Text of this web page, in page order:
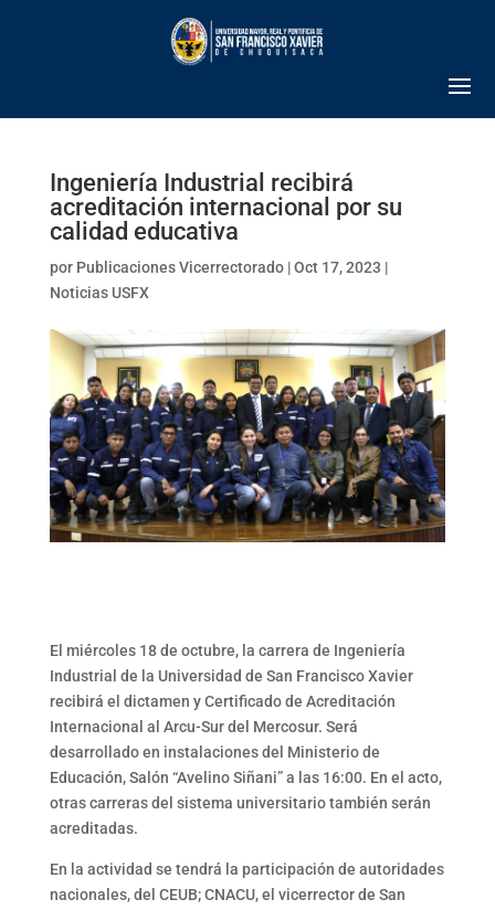
Ingeniería Industrial recibirá
acreditación internacional por su
calidad educativa
por Publicaciones Vicerrectorado|Oct 17, 2023 |
Noticias USFX
El miércoles 18 de octubre, la carrera de Ingeniería
Industrial de la Universidad de San Francisco Xavier
recibirá el dictamen y Certificado de Acreditación
Internacional al Arcu-Sur del Mercosur. Será
desarrollado en instalaciones del Ministerio de
Educación, Salón “Avelino Siñani” a las 16:00. En el acto,
otras carreras del sistema universitario también serán
acreditadas.
En la actividad se tendrá la participación de autoridades
nacionales, del CEUB; CNACU, el vicerrector de San